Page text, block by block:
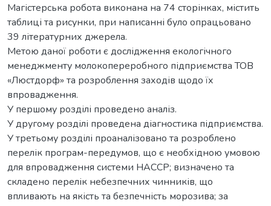
Магістерська робота виконана на 74 сторінках, містить
таблиці та рисунки, при написанні було опрацьовано
39 літературних джерела.
Метою даної роботи є дослідження екологічного
менеджменту молокопереробного підприємства ТОВ
«Люстдорф» та розроблення заходів щодо їх
впровадження.
У першому розділі проведено аналіз.
У другому розділі проведена діагностика підприємства.
У третьому розділі проаналізовано та розроблено
перелік програм-передумов, що є необхідною умовою
для впровадження системи НАССP; визначено та
складено перелік небезпечних чинників, що
впливають на якість та безпечність морозива; за